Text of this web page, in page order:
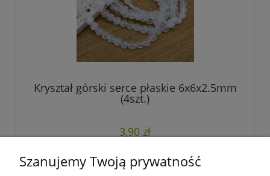
Kryształ górski serce płaskie 6x6x2.5mm
(4szt.)
3,90 zł
do koszyka
Szanujemy Twoją prywatność